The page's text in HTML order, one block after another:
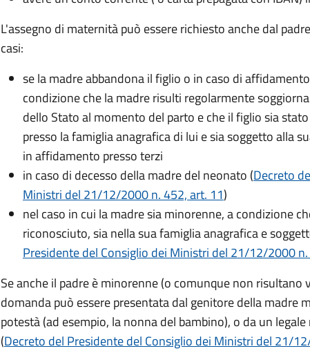
L'assegno di maternità può essere richiesto anche dal
casi:
se la madre abbandona il figlio o in caso di
condizione che la madre risulti regolarmente
dello Stato al momento del parto e che il figlio sia
presso la famiglia anagrafica di lui e sia soggetto alla
in affidamento presso terzi
in caso di decesso della madre del neonato (Decreto
Ministri del 21/12/2000 n. 452, art. 11)
nel caso in cui la madre sia minorenne, a condizione
riconosciuto, sia nella sua famiglia anagrafica e
Presidente del Consiglio dei Ministri del 21/12/2000
Se anche il padre è minorenne (o comunque non risultano
domanda può essere presentata dal genitore della madre
potestà (ad esempio, la nonna del bambino), o da un
(Decreto del Presidente del Consiglio dei Ministri del 21/